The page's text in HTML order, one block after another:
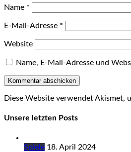
Name *
E-Mail-Adresse *
Website
Name, E-Mail-Adresse und
Diese Website verwendet Akismet,
Unsere letzten Posts
Spiele 18. April 2024